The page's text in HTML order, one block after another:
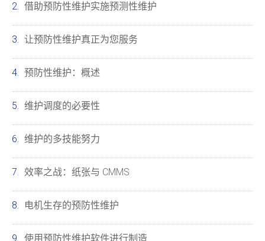
借助预防性维护实施预测性维护
让预防性维护真正为您服务
预防性维护：概述
维护调度的必要性
维护的多技能努力
效率之战：纸张与 CMMS
电机生存的预防性维护
使用预防性维护软件进行制造